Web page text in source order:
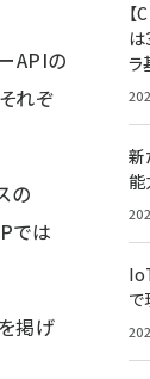
APIの
れぞ
の
では
掲げ
ラ
新
能